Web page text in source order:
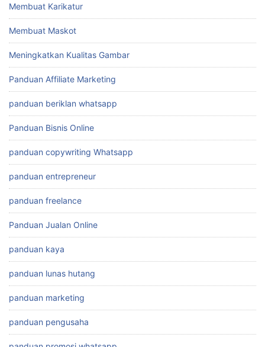
Membuat Karikatur
Membuat Maskot
Meningkatkan Kualitas Gambar
Panduan Affiliate Marketing
panduan beriklan whatsapp
Panduan Bisnis Online
panduan copywriting Whatsapp
panduan entrepreneur
panduan freelance
Panduan Jualan Online
panduan kaya
panduan lunas hutang
panduan marketing
panduan pengusaha